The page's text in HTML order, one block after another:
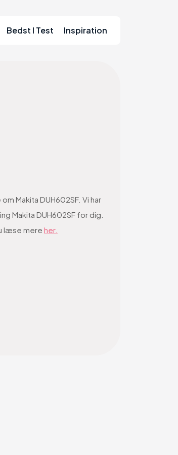
Bedst I Test Inspiration
Makita DUH602SF. Vi har
Makita DUH602SF for dig.
læse mere her.